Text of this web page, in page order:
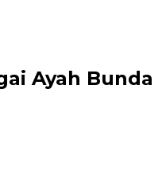
Ayah Bunda